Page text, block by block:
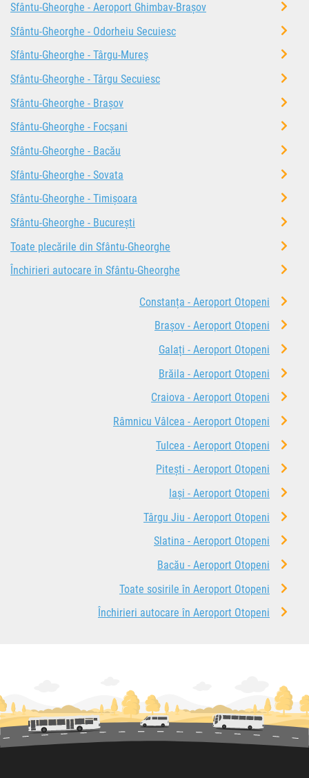
Sfântu-Gheorghe - Aeroport Ghimbav-Brașov
Sfântu-Gheorghe - Odorheiu Secuiesc
Sfântu-Gheorghe - Târgu-Mureș
Sfântu-Gheorghe - Târgu Secuiesc
Sfântu-Gheorghe - Brașov
Sfântu-Gheorghe - Focșani
Sfântu-Gheorghe - Bacău
Sfântu-Gheorghe - Sovata
Sfântu-Gheorghe - Timișoara
Sfântu-Gheorghe - București
Toate plecările din Sfântu-Gheorghe
Închirieri autocare în Sfântu-Gheorghe
Constanța - Aeroport Otopeni
Brașov - Aeroport Otopeni
Galați - Aeroport Otopeni
Brăila - Aeroport Otopeni
Craiova - Aeroport Otopeni
Râmnicu Vâlcea - Aeroport Otopeni
Tulcea - Aeroport Otopeni
Pitești - Aeroport Otopeni
Iași - Aeroport Otopeni
Târgu Jiu - Aeroport Otopeni
Slatina - Aeroport Otopeni
Bacău - Aeroport Otopeni
Toate sosirile în Aeroport Otopeni
Închirieri autocare în Aeroport Otopeni